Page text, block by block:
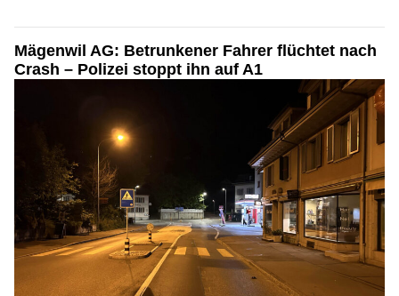
Mägenwil AG: Betrunkener Fahrer flüchtet nach
Crash – Polizei stoppt ihn auf A1